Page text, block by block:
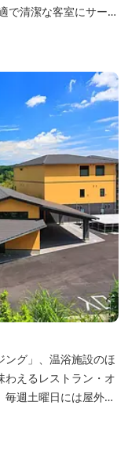
で清潔な客室にサービ
に至近。
ング」、温浴施設のほ
わえるレストラン・オ
週土曜日には屋外に
れています。 また、
者の利用に特化した